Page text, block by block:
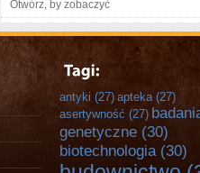
Otwórz, by zobaczyć
antyki (27) apteka(27)
asertywność (27)
genetyczne (30)
biotechnologia(30)